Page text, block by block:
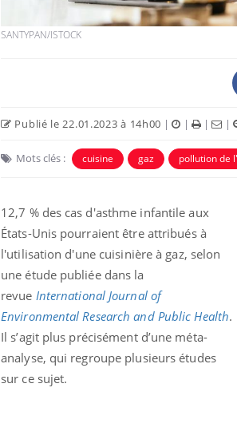
SANTYPAN/ISTOCK
Publié le 22.01.2023 à 14h00 | | | |
Mots clés : cuisine gaz pollution de
12,7 % des cas d'asthme infantile aux
États-Unis pourraient être attribués à
l'utilisation d'une cuisinière à gaz, selon
une étude publiée dans la
revue International Journal of
Environmental Research and Public Health.
Il s’agit plus précisément d’une méta-
analyse, qui regroupe plusieurs études
sur ce sujet.
Hantavirus : un cas
détecté chez un touriste
en France
Mortalité infantile : un
rapport s’interroge sur
son taux élevé en France